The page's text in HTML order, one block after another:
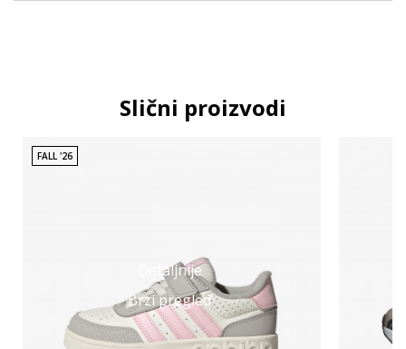
Slični proizvodi
Detaljnije
Brzi pregled
FALL '26